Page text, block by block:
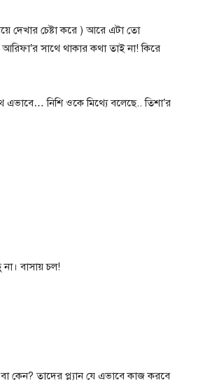
দেখার চেষ্টা করে ) আরে এটা তো
সাথে থাকার কথা তাই না! কিরে
এভাবে… নিশি ওকে মিথ্যে বলেছে.. তিশা’র
বাসায় চল!
কেন? তাদের প্ল্যান যে এভাবে কাজ করবে